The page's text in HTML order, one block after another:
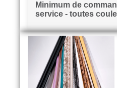
Minimum de
service - toutes